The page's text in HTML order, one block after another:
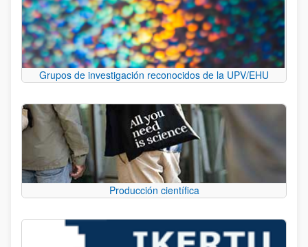
Grupos de investigación reconocidos de la UPV/EHU
Producción científica